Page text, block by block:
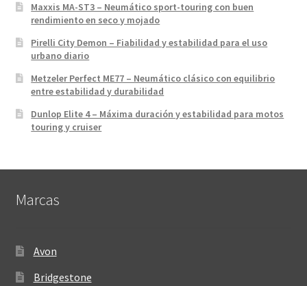
Maxxis MA-ST3 – Neumático sport-touring con buen
rendimiento en seco y mojado
Pirelli City Demon – Fiabilidad y estabilidad para el uso
urbano diario
Metzeler Perfect ME77 – Neumático clásico con equilibrio
entre estabilidad y durabilidad
Dunlop Elite 4 – Máxima duración y estabilidad para motos
touring y cruiser
Marcas
Avon
Bridgestone